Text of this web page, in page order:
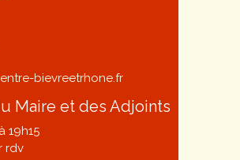
bievreetrhone.fr
Maire et des Adjoints
19h15
rdv